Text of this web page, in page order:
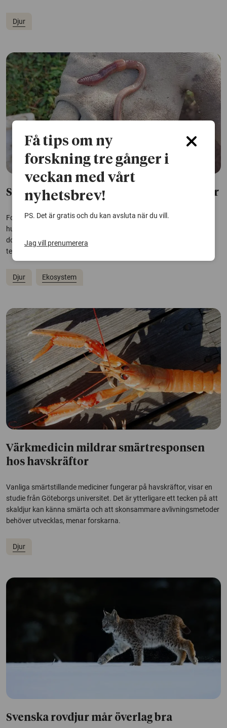
Djur
Så gräver daggmaskar – skanning ger svar
Forskare vid SLU har testat en metod som gör det möjligt att följa
hur daggmaskar gräver i jorden. Det kan ge svar på hur maskarnas
dolda arbete under markytan påverkas av faktorer som fukt,
temperatur och jordbearbetning.
Djur Ekosystem
Värkmedicin mildrar smärtresponsen
hos havskräftor
Vanliga smärtstillande mediciner fungerar på havskräftor, visar en
studie från Göteborgs universitet. Det är ytterligare ett tecken på att
skaldjur kan känna smärta och att skonsammare avlivningsmetoder
behöver utvecklas, menar forskarna.
Djur
Svenska rovdjur mår överlag bra
Få tips om ny
forskning tre gånger i
veckan med vårt
nyhetsbrev!
PS. Det är gratis och du kan avsluta när du vill.
Jag vill prenumerera